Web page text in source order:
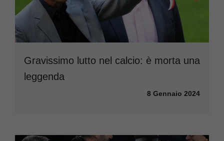
Gravissimo lutto nel calcio: è morta una
leggenda
8 Gennaio 2024